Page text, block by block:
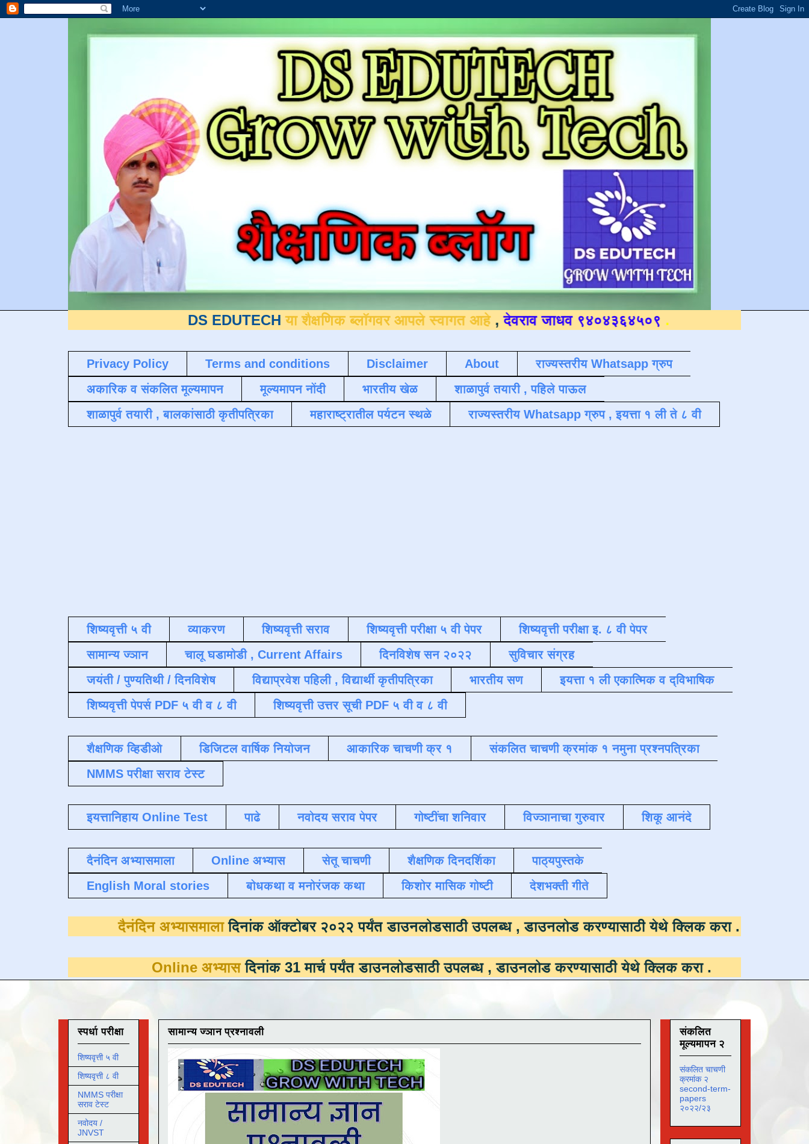
DS EDUTECH या शैक्षणिक ब्लॉगवर आपले स्वागत आहे,देवराव जाधव ९४०४३६४५०९ .
Privacy Policy Terms and conditions Disclaimer About
राज्यस्तरीय Whatsapp ग्रुप
अकारिक व संकलित मूल्यमापन
मूल्यमापन नोंदी भारतीय खेळ
शाळापुर्व तयारी , पहिले पाऊल
शाळापुर्व तयारी , बालकांसाठी कृतीपत्रिका
महाराष्ट्रातील पर्यटन स्थळे राज्यस्तरीय Whatsapp ग्रुप , इयत्ता १ ली ते ८ वी
शिष्यवृत्ती ५ वी व्याकरण शिष्यवृत्ती सराव शिष्यवृत्ती परीक्षा ५ वी पेपर
शिष्यवृत्ती परीक्षा इ. ८ वी पेपर
सामान्य ज्ञान
चालू घडामोडी , Current Affairs दिनविशेष सन २०२२
सुविचार संग्रह
जयंती / पुण्यतिथी / दिनविशेष
विद्याप्रवेश पहिली , विद्यार्थी कृतीपत्रिका भारतीय सण
इयत्ता १ ली एकात्मिक व द्विभाषिक
शिष्यवृत्ती पेपर्स PDF ५ वी व ८ वी
शिष्यवृत्ती उत्तर सूची PDF ५ वी व ८ वी
शैक्षणिक व्हिडीओ डिजिटल वार्षिक नियोजन आकारिक चाचणी क्र १
संकलित चाचणी क्रमांक १ नमुना प्रश्नपत्रिका
NMMS परीक्षा सराव टेस्ट
इयत्तानिहाय Online Test पाढे नवोदय सराव पेपर गोष्टींचा शनिवार विज्ञानाचा गुरुवार शिकू आनंदे
दैनंदिन अभ्यासमाला Online अभ्यास सेतू चाचणी शैक्षणिक दिनदर्शिका
पाठ्यपुस्तके
English Moral stories
बोधकथा व मनोरंजक कथा किशोर मासिक गोष्टी देशभक्ती गीते
दैनंदिन अभ्यासमालादिनांक ऑक्टोबर २०२२ पर्यंत डाउनलोडसाठी उपलब्ध ,डाउनलोड करण्यासाठी येथे क्लिक करा
Online अभ्यासदिनांक 31 मार्च पर्यंत डाउनलोडसाठी उपलब्ध ,डाउनलोड करण्यासाठी येथे क्लिक करा.
सामान्य ज्ञान प्रश्नावली
स्पर्धा परीक्षा
शिष्यवृत्ती ५ वी
शिष्यवृत्ती ८ वी
NMMS परीक्षा
सराव टेस्ट
नवोदय /
JNVST
संकलित
मूल्यमापन २
संकलित चाचणी
क्रमांक २
second-term-
papers
२०२२/२३